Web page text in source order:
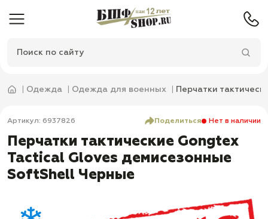
Одежда Одежда для военных Перчатки
Артикул: 6937826 Поделиться Нет в наличии
Перчатки тактические Gongtex
Tactical Gloves демисезонные
SoftShell Черные